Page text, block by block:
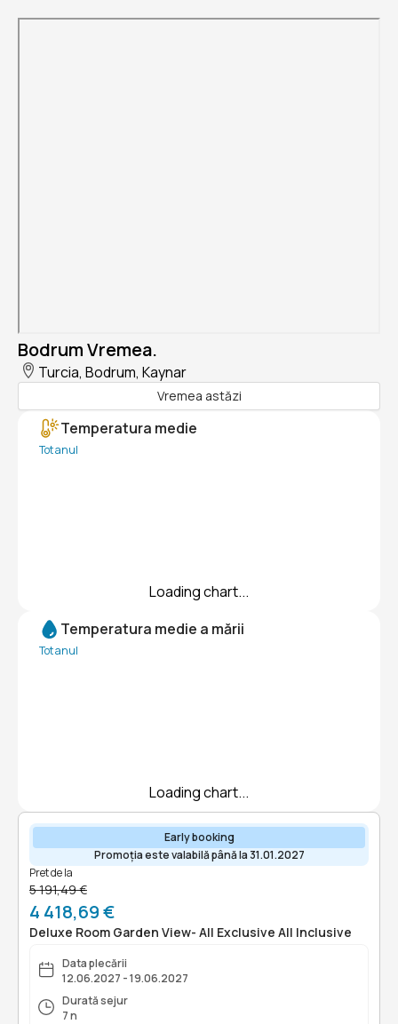
Bodrum Vremea.
Turcia, Bodrum, Kaynar
Vremea astăzi
Temperatura medie
Tot anul
Loading chart...
Temperatura medie a mării
Tot anul
Loading chart...
Early booking
Promoția este valabilă până la 31.01.2027
Pret de la
5 191,49 €
4 418,69 €
Deluxe Room Garden View- All Exclusive All Inclusive
Data plecării
12.06.2027 - 19.06.2027
Durată sejur
7 n